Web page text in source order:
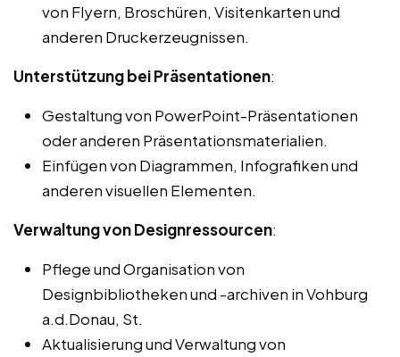
von Flyern, Broschüren, Visitenkarten und
anderen Druckerzeugnissen.
Unterstützung bei Präsentationen:
Gestaltung von PowerPoint-Präsentationen
oder anderen Präsentationsmaterialien.
Einfügen von Diagrammen, Infografiken und
anderen visuellen Elementen.
Verwaltung von Designressourcen:
Pflege und Organisation von
Designbibliotheken und -archiven in Vohburg
a.d.Donau, St.
Aktualisierung und Verwaltung von